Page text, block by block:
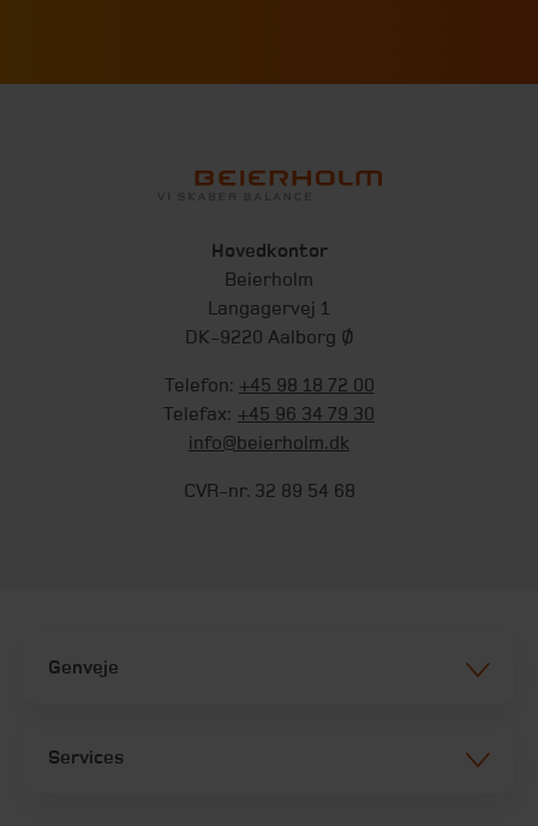
Hovedkontor
Beierholm
Langagervej 1
DK-9220 Aalborg Ø
Telefon: +45 98 18 72 00
Telefax: +45 96 34 79 30
info@beierholm.dk
CVR-nr. 32 89 54 68
Genveje
Services